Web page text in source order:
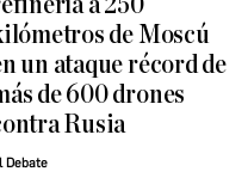
de Moscú
un ataque récord de
de 600 drones
Rusia
Debate